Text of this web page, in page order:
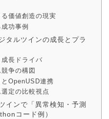
価値創造の現実
功事例
タルツインの成長とプラ
長ドライバ
争の構図
OpenUSD連携
定の比較視点
インで「異常検知・予測
コード例）